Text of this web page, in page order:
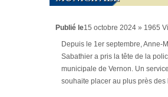
Publié le15 octobre 2024 » 1965
Depuis le 1er septembre, Anne-
Sabathier a pris la tête de la
municipale de Vernon. Un
souhaite placer au plus près des